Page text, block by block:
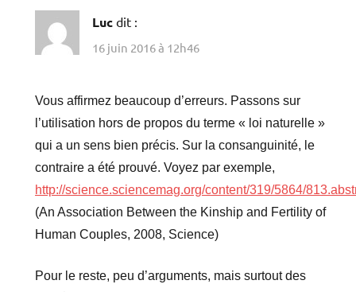
Luc dit :
16 juin 2016 à 12h46
Vous affirmez beaucoup d’erreurs. Passons sur
l’utilisation hors de propos du terme « loi naturelle »
qui a un sens bien précis. Sur la consanguinité, le
contraire a été prouvé. Voyez par exemple,
http://science.sciencemag.org/content/319/5864/
(An Association Between the Kinship and Fertility of
Human Couples, 2008, Science)
Pour le reste, peu d’arguments, mais surtout des